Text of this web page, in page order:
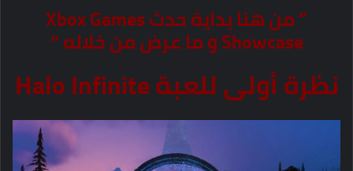
” من هنا بداية حدث Xbox Games
Showcase و ما عرض من خلاله “
نظرة أولى للعبة Halo Infinite